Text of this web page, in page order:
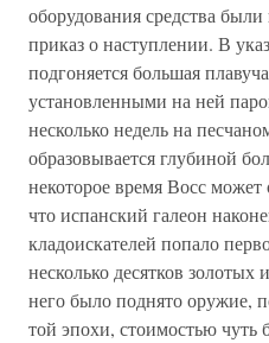
оборудования средства
приказ о наступлении. В
подгоняется большая
установленными на ней
несколько недель на
образовывается глубиной
некоторое время Восс
что испанский галеон
кладоискателей попало
несколько десятков
него было поднято оружие,
той эпохи, стоимостью чуть